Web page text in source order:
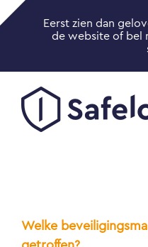
Ga
naar
Eerst zien dan
de website of bel
Welke
Bar
Area